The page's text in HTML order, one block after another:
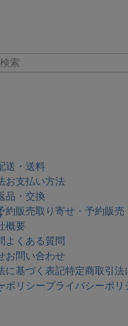
送・送料
お支払い方法
品・交換
取り寄せ・予約販売
概要
よくある質問
お問い合わせ
特定商取引法
プライバシーポリ